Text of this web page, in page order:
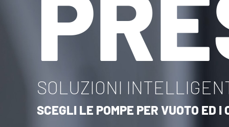
SOLUZIONI
SCEGLI LE POMPE PER VUOTO ED